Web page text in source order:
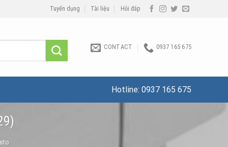
Tuyển dụng Tài liệu Hỏi đáp
CONTACT 0937 165 675
Hotline: 0937 165 675